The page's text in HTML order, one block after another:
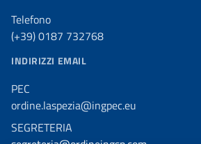
Telefono
(+39) 0187 732768
INDIRIZZI EMAIL
PEC
ordine.laspezia@ingpec.eu
SEGRETERIA